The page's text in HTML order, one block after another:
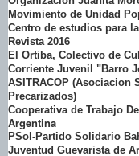
Movimiento de Unidad
Centro de estudios para
Revista 2016
El Ortiba, Colectivo de
Corriente Juvenil "Barro
ASITRACOP (Asociacion
Precarizados)
Cooperativa de Trabajo
Argentina
PSol-Partido Solidario
Juventud Guevarista de